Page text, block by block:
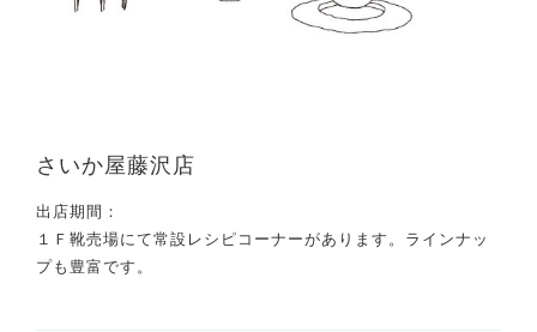
さいか屋藤沢店
出店期間：
１Ｆ靴売場にて常設レシピコーナーがあります。ラインナッ
プも豊富です。